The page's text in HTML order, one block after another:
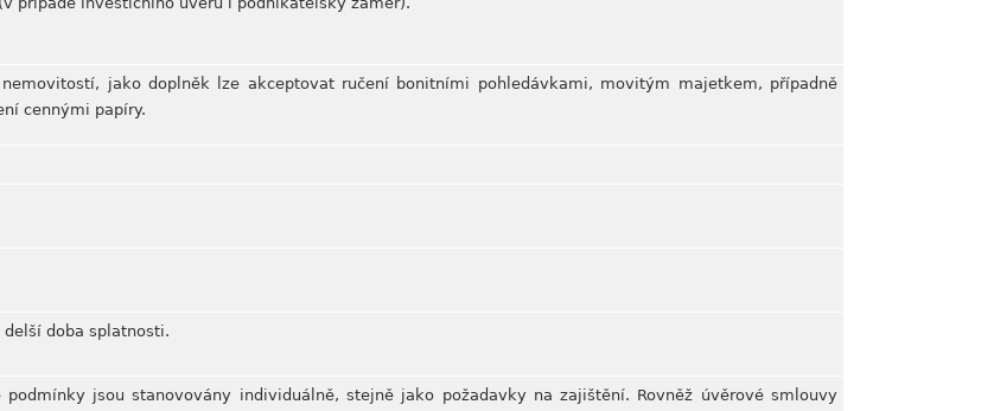
jako doplněk lze akceptovat ručení bonitními pohledávkami, movitým majetkem, případně
cennými papíry.
delší doba splatnosti.
podmínky jsou stanovovány individuálně, stejně jako požadavky na zajištění. Rovněž úvěrové smlouvy